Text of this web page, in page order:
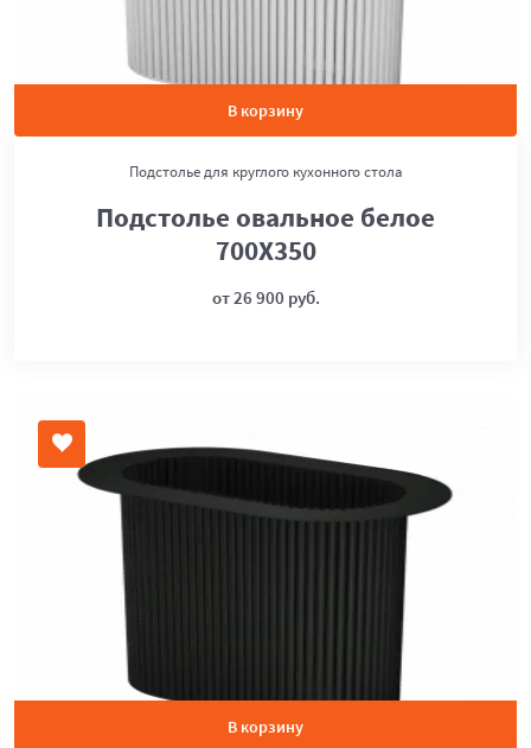
В корзину
Подстолье для круглого кухонного стола
Подстолье овальное белое
700Х350
от 26 900 руб.
В корзину